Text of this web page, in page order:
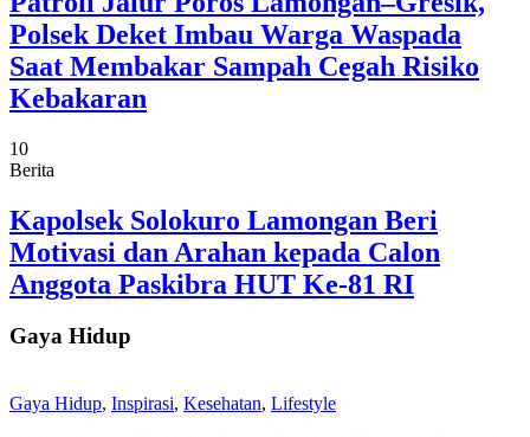
Polsek Deket Imbau Warga Waspada
Saat Membakar Sampah Cegah Risiko
Kebakaran
10
Berita
Kapolsek Solokuro Lamongan Beri
Motivasi dan Arahan kepada Calon
Anggota Paskibra HUT Ke-81 RI
Gaya Hidup
Gaya Hidup, Inspirasi, Kesehatan, Lifestyle